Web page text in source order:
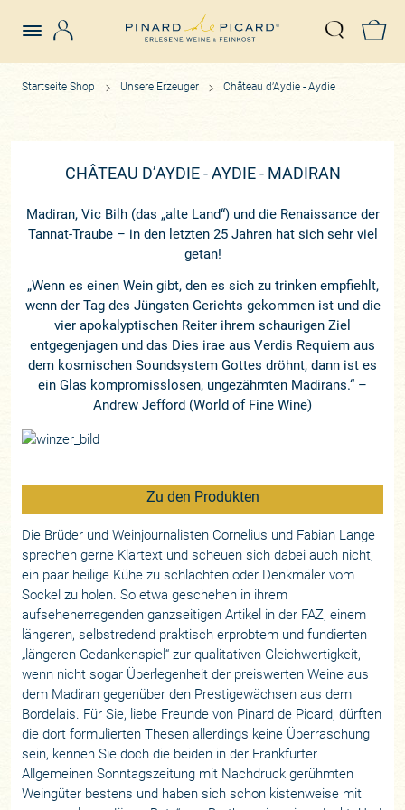
Suche
Startseite Shop Unsere Erzeuger Château d’Aydie - Aydie
CHÂTEAU D’AYDIE - AYDIE - MADIRAN
Madiran, Vic Bilh (das „alte Land“) und die Renaissance der
Tannat-Traube – in den letzten 25 Jahren hat sich sehr viel
getan!
„Wenn es einen Wein gibt, den es sich zu trinken empfiehlt,
wenn der Tag des Jüngsten Gerichts gekommen ist und die
vier apokalyptischen Reiter ihrem schaurigen Ziel
entgegenjagen und das Dies irae aus Verdis Requiem aus
dem kosmischen Soundsystem Gottes dröhnt, dann ist es
ein Glas kompromisslosen, ungezähmten Madirans.“ –
Andrew Jefford (World of Fine Wine)
Zu den Produkten
Die Brüder und Weinjournalisten Cornelius und Fabian Lange
sprechen gerne Klartext und scheuen sich dabei auch nicht,
ein paar heilige Kühe zu schlachten oder Denkmäler vom
Sockel zu holen. So etwa geschehen in ihrem
aufsehenerregenden ganzseitigen Artikel in der FAZ, einem
längeren, selbstredend praktisch erprobtem und fundierten
„längeren Gedankenspiel“ zur qualitativen Gleichwertigkeit,
wenn nicht sogar Überlegenheit der preiswerten Weine aus
dem Madiran gegenüber den Prestigewächsen aus dem
Bordelais. Für Sie, liebe Freunde von Pinard de Picard, dürften
die dort formulierten Thesen allerdings keine Überraschung
sein, kennen Sie doch die beiden in der Frankfurter
Allgemeinen Sonntagszeitung mit Nachdruck gerühmten
Weingüter bestens und haben sich schon kistenweise mit